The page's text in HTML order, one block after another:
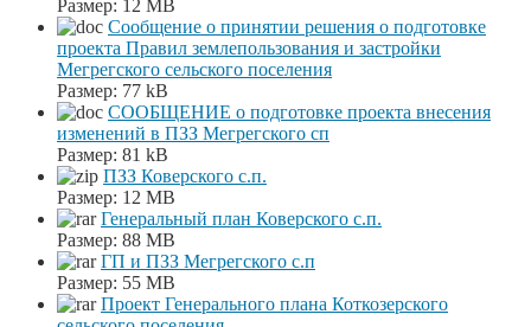
Размер: 12 MB
Сообщение о принятии решения о подготовке
проекта Правил землепользования и застройки
Мегрегского сельского поселения
Размер: 77 kB
СООБЩЕНИЕ о подготовке проекта внесения
изменений в ПЗЗ Мегрегского сп
Размер: 81 kB
ПЗЗ Коверского с.п.
Размер: 12 MB
Генеральный план Коверского с.п.
Размер: 88 MB
ГП и ПЗЗ Мегрегского с.п
Размер: 55 MB
Проект Генерального плана Коткозерского